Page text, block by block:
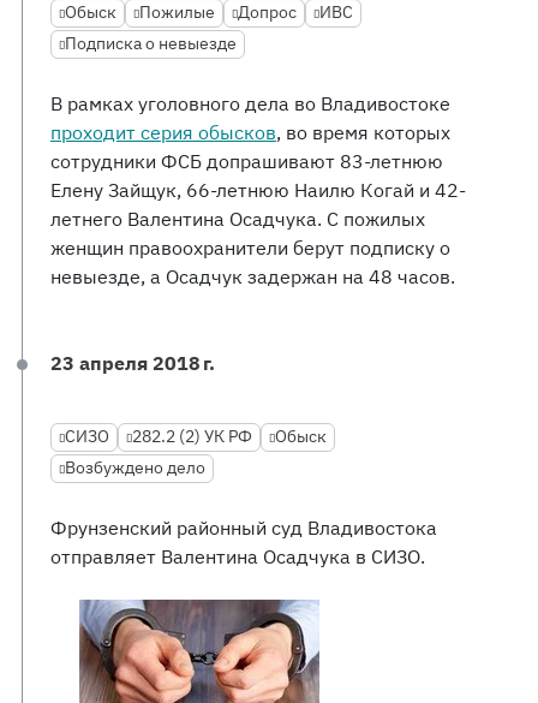
Обыск Пожилые Допрос
ИВС
Подписка о невыезде
В рамках уголовного дела во Владивостоке
проходит серия обысков, во время которых
сотрудники ФСБ допрашивают 83-летнюю
Елену Зайщук, 66-летнюю Наилю Когай и 42-
летнего Валентина Осадчука. С пожилых
женщин правоохранители берут подписку о
невыезде, а Осадчук задержан на 48 часов.
23 апреля 2018 г.
СИЗО 282.2 (2) УК РФ
Обыск
Возбуждено дело
Фрунзенский районный суд Владивостока
отправляет Валентина Осадчука в СИЗО.